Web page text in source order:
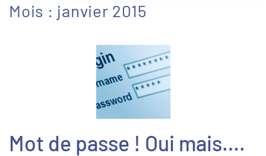
Mois : janvier 2015
Mot de passe ! Oui mais….